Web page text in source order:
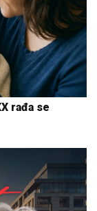
rađa se